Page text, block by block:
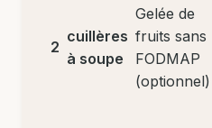
2
cuillères
à soupe
Gelée de
fruits sans
FODMAP
(optionnel)